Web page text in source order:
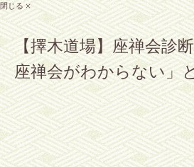
閉じる ×
【擇木道場】座禅会診
座禅会がわからない」